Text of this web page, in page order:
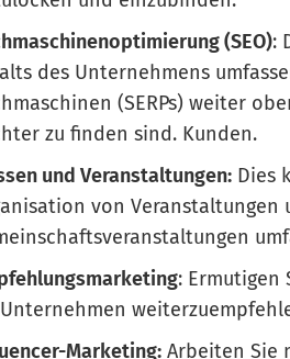
(SEO):
des Unternehmens
(SERPs) weiter
zu finden sind. Kunden.
und Veranstaltungen: Dies
von Veranstaltungen
: Ermutigen
Marketing: Arbeiten Sie